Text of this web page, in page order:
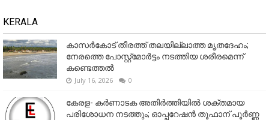
KERALA
കാസർകോട് തീരത്ത് തലയില്ലാത്ത മൃതദേഹം;
നേരത്തെ പോസ്റ്റ്‌മോർട്ടം നടത്തിയ ശരീരമെന്ന്
കണ്ടെത്തൽ
July 16, 2026 0
കേരള- കർണാടക അതിർത്തിയിൽ ശക്തമായ
പരിശോധന നടത്തും; ഓപ്പറേഷൻ തൂഫാന് പൂർണ്ണ